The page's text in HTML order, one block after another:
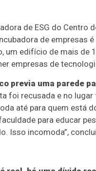
de ESG do Centro
de empresas
um edifício de mais de
empresas de
previa uma parede
foi recusada e no
até para quem está
para educar
Isso incomoda”,